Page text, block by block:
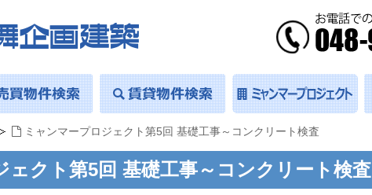
ミャンマープロジェクト第5回 基礎工事～コンクリート検査
ェクト第5回 基礎工事～コンクリート検査